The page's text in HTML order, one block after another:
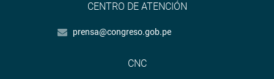
CENTRO DE ATENCIÓN
prensa@congreso.gob.pe
CNC